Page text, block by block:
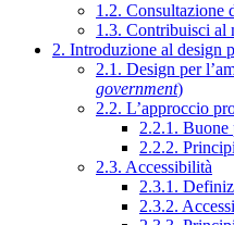
1.2. Consultazione
1.3. Contribuisci al
2. Introduzione al design
2.1. Design per
government)
2.2. L’approccio
2.2.1. Buone
2.2.2. Principi
2.3. Accessibilità
2.3.1.
2.3.2.